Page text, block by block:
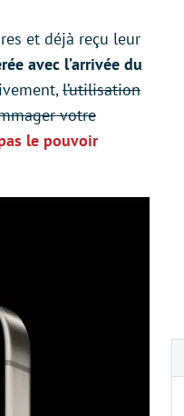
et déjà reçu leur
avec l’arrivée du
l’utilisation
votre
le pouvoir